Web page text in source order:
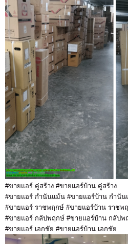
#ขายแอร์ คู่สร้าง #ขายแอร์บ้าน คู่สร้าง
#ขายแอร์ กำนันแม้น #ขายแอร์บ้าน กำนั
#ขายแอร์ ราชพฤกษ์ #ขายแอร์บ้าน ราชพ
#ขายแอร์ กลัปพฤกษ์ #ขายแอร์บ้าน กลัปพ
#ขายแอร์ เอกชัย #ขายแอร์บ้าน เอกชัย